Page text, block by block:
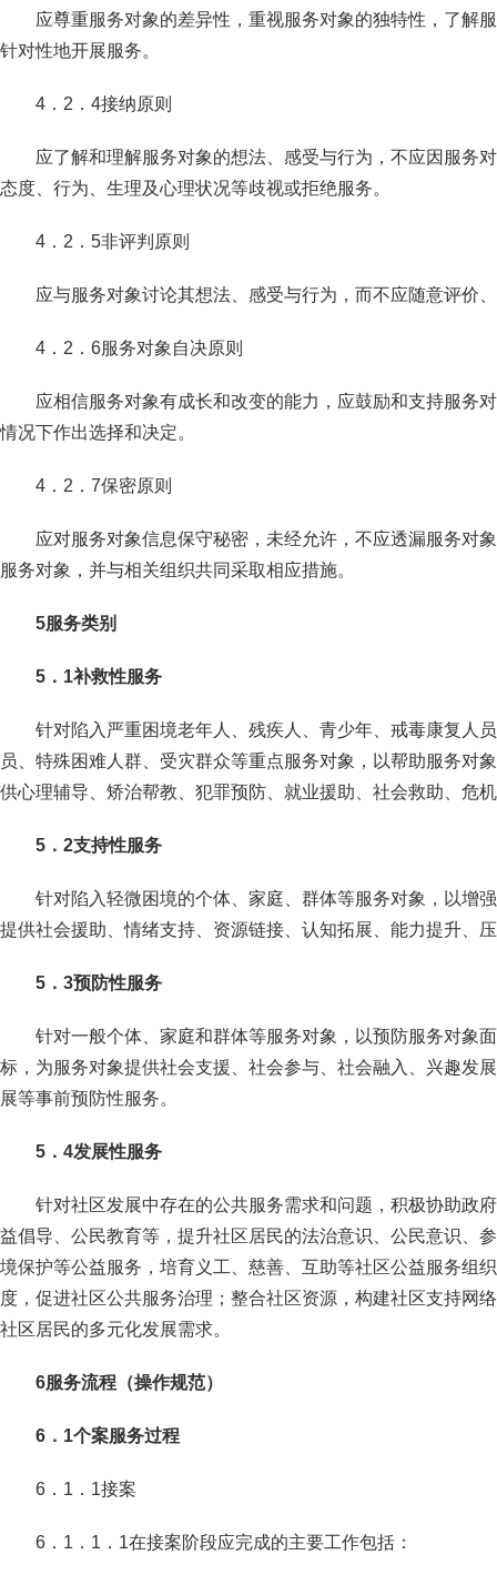
应尊重服务对象的差异性，重视服务对象的独特性，了解
针对性地开展服务。
4．2．4接纳原则
应了解和理解服务对象的想法、感受与行为，不应因服务
态度、行为、生理及心理状况等歧视或拒绝服务。
4．2．5非评判原则
应与服务对象讨论其想法、感受与行为，而不应随意评价
4．2．6服务对象自决原则
应相信服务对象有成长和改变的能力，应鼓励和支持服务
情况下作出选择和决定。
4．2．7保密原则
应对服务对象信息保守秘密，未经允许，不应透漏服务对
服务对象，并与相关组织共同采取相应措施。
5服务类别
5．1补救性服务
针对陷入严重困境老年人、残疾人、青少年、戒毒康复人
员、特殊困难人群、受灾群众等重点服务对象，以帮助服务对
供心理辅导、矫治帮教、犯罪预防、就业援助、社会救助、危
5．2支持性服务
针对陷入轻微困境的个体、家庭、群体等服务对象，以增
提供社会援助、情绪支持、资源链接、认知拓展、能力提升、
5．3预防性服务
针对一般个体、家庭和群体等服务对象，以预防服务对象
标，为服务对象提供社会支援、社会参与、社会融入、兴趣发
展等事前预防性服务。
5．4发展性服务
针对社区发展中存在的公共服务需求和问题，积极协助政
益倡导、公民教育等，提升社区居民的法治意识、公民意识、
境保护等公益服务，培育义工、慈善、互助等社区公益服务组
度，促进社区公共服务治理；整合社区资源，构建社区支持网
社区居民的多元化发展需求。
6服务流程（操作规范）
6．1个案服务过程
6．1．1接案
6．1．1．1在接案阶段应完成的主要工作包括：